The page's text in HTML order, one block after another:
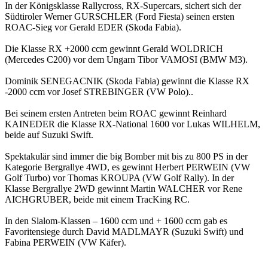
In der Königsklasse Rallycross, RX-Supercars, sichert sich der
Südtiroler Werner GURSCHLER (Ford Fiesta) seinen ersten
ROAC-Sieg vor Gerald EDER (Skoda Fabia).
Die Klasse RX +2000 ccm gewinnt Gerald WOLDRICH
(Mercedes C200) vor dem Ungarn Tibor VAMOSI (BMW M3).
Dominik SENEGACNIK (Skoda Fabia) gewinnt die Klasse RX
-2000 ccm vor Josef STREBINGER (VW Polo)..
Bei seinem ersten Antreten beim ROAC gewinnt Reinhard
KAINEDER die Klasse RX-National 1600 vor Lukas WILHELM,
beide auf Suzuki Swift.
Spektakulär sind immer die big Bomber mit bis zu 800 PS in der
Kategorie Bergrallye 4WD, es gewinnt Herbert PERWEIN (VW
Golf Turbo) vor Thomas KROUPA (VW Golf Rally). In der
Klasse Bergrallye 2WD gewinnt Martin WALCHER vor Rene
AICHGRUBER, beide mit einem TracKing RC.
In den Slalom-Klassen – 1600 ccm und + 1600 ccm gab es
Favoritensiege durch David MADLMAYR (Suzuki Swift) und
Fabina PERWEIN (VW Käfer).